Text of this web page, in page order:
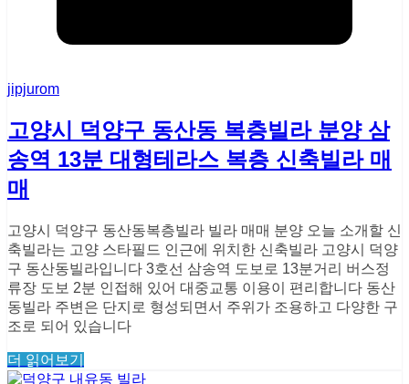
jipjurom
고양시 덕양구 동산동 복층빌라 분양 삼
송역 13분 대형테라스 복층 신축빌라 매
매
고양시 덕양구 동산동복층빌라 빌라 매매 분양 오늘 소개할 신
축빌라는 고양 스타필드 인근에 위치한 신축빌라 고양시 덕양
구 동산동빌라입니다 3호선 삼송역 도보로 13분거리 버스정
류장 도보 2분 인접해 있어 대중교통 이용이 편리합니다 동산
동빌라 주변은 단지로 형성되면서 주위가 조용하고 다양한 구
조로 되어 있습니다
더 읽어보기